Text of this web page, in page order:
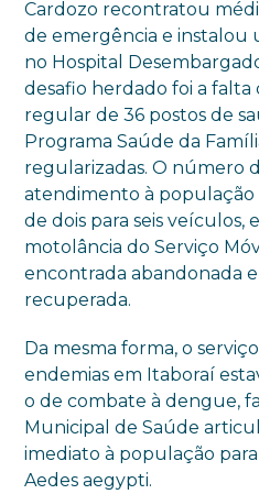
Cardozo recontratou
de emergência e instalou
no Hospital
desafio herdado foi a
regular de 36 postos de
Programa Saúde da
regularizadas. O número
atendimento à população
de dois para seis
motolância do Serviço
encontrada abandonada
recuperada.
Da mesma forma, o
endemias em Itaboraí
o de combate à dengue,
Municipal de Saúde
imediato à população
Aedes aegypti.